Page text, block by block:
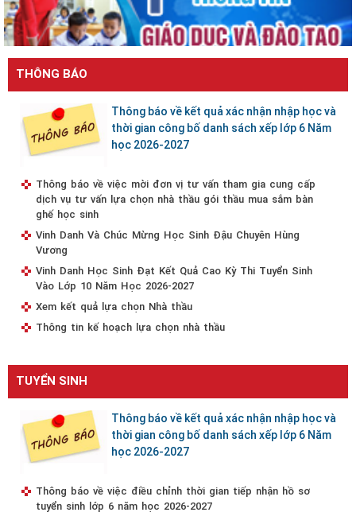
THÔNG BÁO
Thông báo về kết quả xác nhận nhập học và
thời gian công bố danh sách xếp lớp 6 Năm
học 2026-2027
Thông báo về việc mời đơn vị tư vấn tham gia cung cấp
dịch vụ tư vấn lựa chọn nhà thầu gói thầu mua sắm bàn
ghế học sinh
Vinh Danh Và Chúc Mừng Học Sinh Đậu Chuyên Hùng
Vương
Vinh Danh Học Sinh Đạt Kết Quả Cao Kỳ Thi Tuyển Sinh
Vào Lớp 10 Năm Học 2026-2027
Xem kết quả lựa chọn Nhà thầu
Thông tin kế hoạch lựa chọn nhà thầu
TUYỂN SINH
Thông báo về kết quả xác nhận nhập học và
thời gian công bố danh sách xếp lớp 6 Năm
học 2026-2027
Thông báo về việc điều chỉnh thời gian tiếp nhận hồ sơ
tuyển sinh lớp 6 năm học 2026-2027